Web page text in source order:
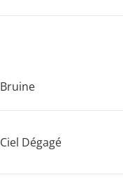
Bruine
Ciel Dégagé